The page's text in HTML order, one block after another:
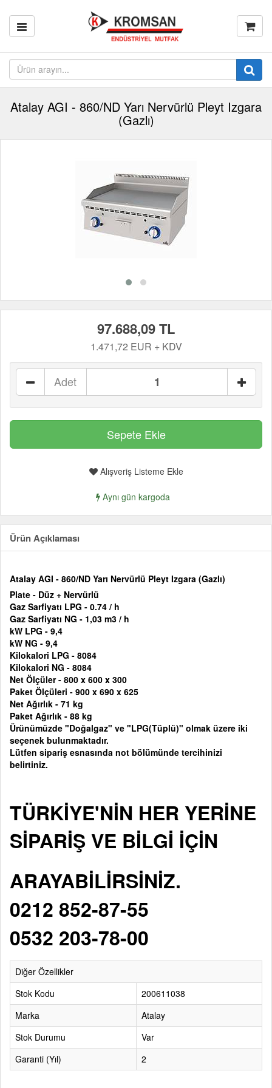
Atalay AGI - 860/ND Yarı Nervürlü Pleyt Izgara
(Gazlı)
97.688,09 TL
1.471,72 EUR + KDV
Adet
Alışveriş Listeme Ekle
Aynı gün kargoda
Ürün Açıklaması
Atalay AGI - 860/ND Yarı Nervürlü Pleyt Izgara (Gazlı)
Plate - Düz + Nervürlü
Gaz Sarfiyatı LPG - 0.74 / h
Gaz Sarfiyatı NG - 1,03 m3 / h
kW LPG - 9,4
kW NG - 9,4
Kilokalori LPG - 8084
Kilokalori NG - 8084
Net Ölçüler - 800 x 600 x 300
Paket Ölçüleri - 900 x 690 x 625
Net Ağırlık - 71 kg
Paket Ağırlık - 88 kg
Ürünümüzde "Doğalgaz" ve "LPG(Tüplü)" olmak üzere iki
seçenek bulunmaktadır.
Lütfen sipariş esnasında not bölümünde tercihinizi
belirtiniz.
TÜRKİYE'NİN HER YERİNE
SİPARİŞ VE BİLGİ İÇİN
ARAYABİLİRSİNİZ.
0212 852-87-55
0532 203-78-00
Diğer Özellikler
Stok Kodu
200611038
Marka
Atalay
Stok Durumu
Var
Garanti (Yıl)
2